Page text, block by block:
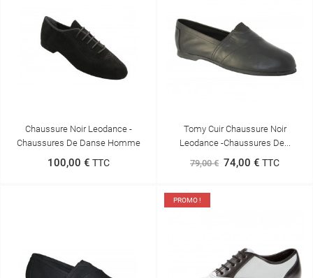
Chaussure Noir Leodance -
Chaussures De Danse Homme
100,00 € TTC
Tomy Cuir Chaussure Noir
Leodance -Chaussures De...
79,00 € 74,00 € TTC
PROMO !